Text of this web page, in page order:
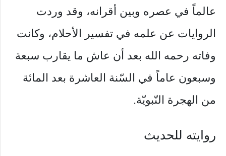
عالماً في عصره وبين أقرانه، وقد وردت
الروايات عن علمه في تفسير الأحلام، وكانت
وفاته رحمه الله بعد أن عاش ما يقارب سبعة
وسبعون عاماً في السّنة العاشرة بعد المائة
من الهجرة النّبويّة.
روايته للحديث